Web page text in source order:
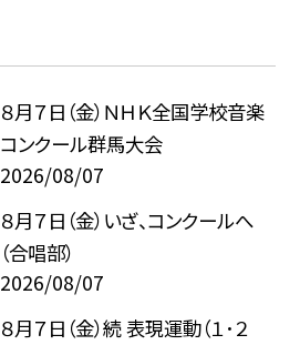
８月７日（金）ＮＨＫ全国学校音楽
コンクール群馬大会
2026/08/07
８月７日（金）いざ、コンクールへ
（合唱部）
2026/08/07
８月７日（金）続 表現運動（１･２